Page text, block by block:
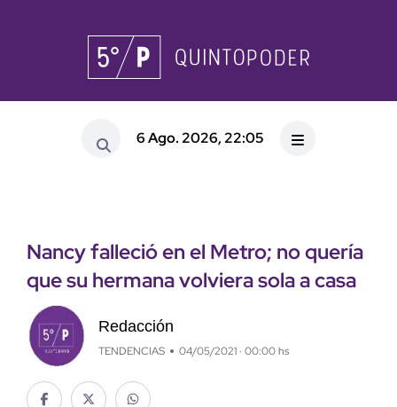
6 Ago. 2026, 22:05
Nancy falleció en el Metro; no quería
que su hermana volviera sola a casa
Redacción
TENDENCIAS 04/05/2021 · 00:00 hs